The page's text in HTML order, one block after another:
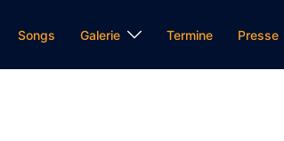
Songs Galerie Termine Presse